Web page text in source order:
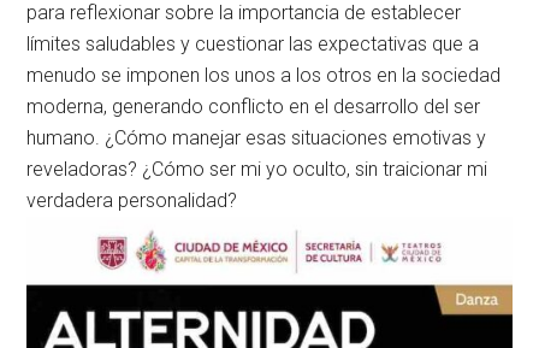
para reflexionar sobre la importancia de establecer
límites saludables y cuestionar las expectativas que a
menudo se imponen los unos a los otros en la sociedad
moderna, generando conflicto en el desarrollo del ser
humano. ¿Cómo manejar esas situaciones emotivas y
reveladoras? ¿Cómo ser mi yo oculto, sin traicionar mi
verdadera personalidad?